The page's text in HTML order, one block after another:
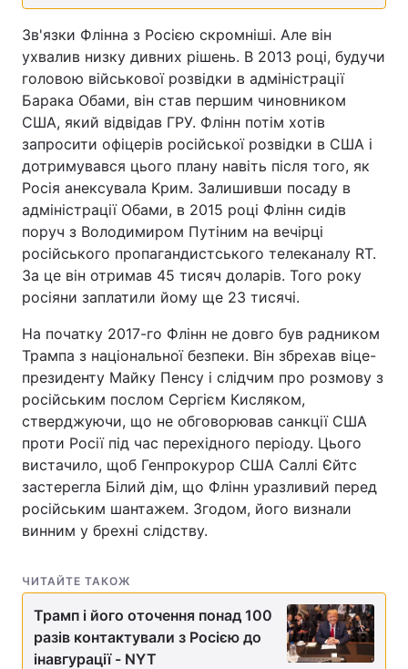
Зв'язки Флінна з Росією скромніші. Але він
ухвалив низку дивних рішень. В 2013 році, будучи
головою військової розвідки в адміністрації
Барака Обами, він став першим чиновником
США, який відвідав ГРУ. Флінн потім хотів
запросити офіцерів російської розвідки в США і
дотримувався цього плану навіть після того, як
Росія анексувала Крим. Залишивши посаду в
адміністрації Обами, в 2015 році Флінн сидів
поруч з Володимиром Путіним на вечірці
російського пропагандистського телеканалу RT.
За це він отримав 45 тисяч доларів. Того року
росіяни заплатили йому ще 23 тисячі.
На початку 2017-го Флінн не довго був радником
Трампа з національної безпеки. Він збрехав віце-
президенту Майку Пенсу і слідчим про розмову з
російським послом Сергієм Кисляком,
стверджуючи, що не обговорював санкції США
проти Росії під час перехідного періоду. Цього
вистачило, щоб Генпрокурор США Саллі Єйтс
застерегла Білий дім, що Флінн уразливий перед
російським шантажем. Згодом, його визнали
винним у брехні слідству.
ЧИТАЙТЕ ТАКОЖ
Трамп і його оточення понад 100
разів контактували з Росією до
інавгурації - NYT